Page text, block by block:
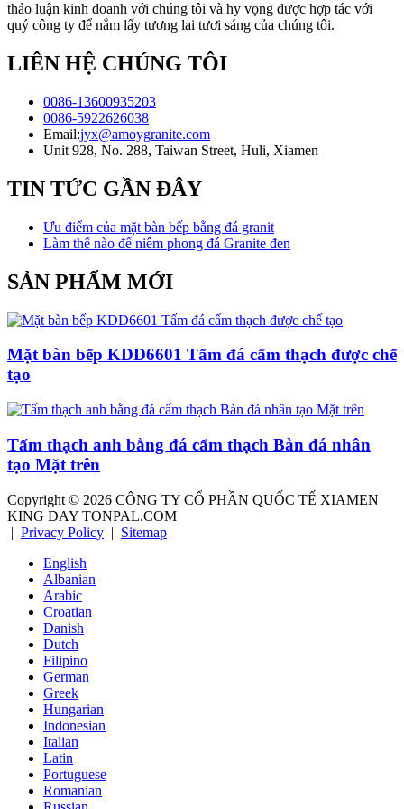
thảo luận kinh doanh với chúng tôi và hy vọng được hợp tác với
quý công ty để nắm lấy tương lai tươi sáng của chúng tôi.
LIÊN HỆ CHÚNG TÔI
0086-13600935203
0086-5922626038
Email:jyx@amoygranite.com
Unit 928, No. 288, Taiwan Street, Huli, Xiamen
TIN TỨC GẦN ĐÂY
Ưu điểm của mặt bàn bếp bằng đá granit
Làm thế nào để niêm phong đá Granite đen
SẢN PHẨM MỚI
Mặt bàn bếp KDD6601 Tấm đá cẩm thạch được chế
tạo
Tấm thạch anh bằng đá cẩm thạch Bàn đá nhân
tạo Mặt trên
Copyright © 2026 CÔNG TY CỔ PHẦN QUỐC TẾ XIAMEN
KING DAY TONPAL.COM
| Privacy Policy | Sitemap
English
Albanian
Arabic
Croatian
Danish
Dutch
Filipino
German
Greek
Hungarian
Indonesian
Italian
Latin
Portuguese
Romanian